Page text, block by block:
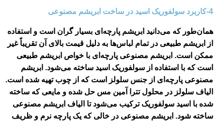
4-کاربرد سولفوریک اسید در ساخت ابریشم مصنوعی
همان‌طور که می‌دانید ابریشم پارچه‌ای بسیار گران است و استفاده
از ابریشم طبیعی در تمام لباس‌ها به دلیل قیمت بالای آن تقریباً غیر
ممکن است. ابریشم مصنوعی پارچه‌ای با خواص ابریشم طبیعی
است که با استفاده از سولفوریک اسید ساخته می‌شود. ابریشم
مصنوعی پارچه‌ای از جنس سلولز است که از چوب تهیه شده است.
الیاف سلولز در محلول تترا آمین مس حل شده و مایعی که ساخته
شده با اسید سولفوریک ترکیب می‌شود تا الیاف ابریشم مصنوعی
ساخته شود. ابریشم مصنوعی در خالی که یک پارچه‌ نرم و ظریف